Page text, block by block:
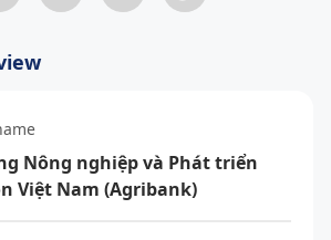
Nông nghiệp và Phát triển
Việt Nam (Agribank)